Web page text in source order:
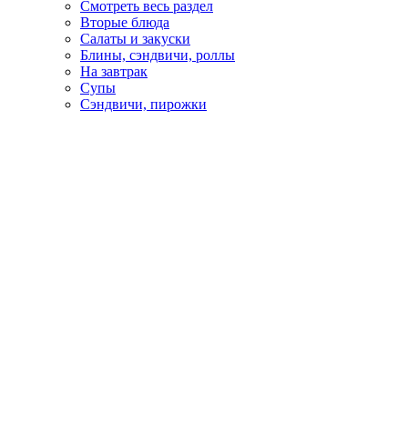
Смотреть весь раздел
Вторые блюда
Салаты и закуски
Блины, сэндвичи, роллы
На завтрак
Супы
Сэндвичи, пирожки